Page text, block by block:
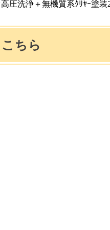
圧洗浄＋無機質系ｸﾘﾔｰ塗
ちら